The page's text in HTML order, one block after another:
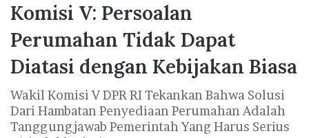
Komisi V: Persoalan
Perumahan Tidak Dapat
Diatasi dengan Kebijakan Biasa
Wakil Komisi V DPR RI Tekankan Bahwa Solusi
Dari Hambatan Penyediaan Perumahan Adalah
Tanggungjawab Pemerintah Yang Harus Serius